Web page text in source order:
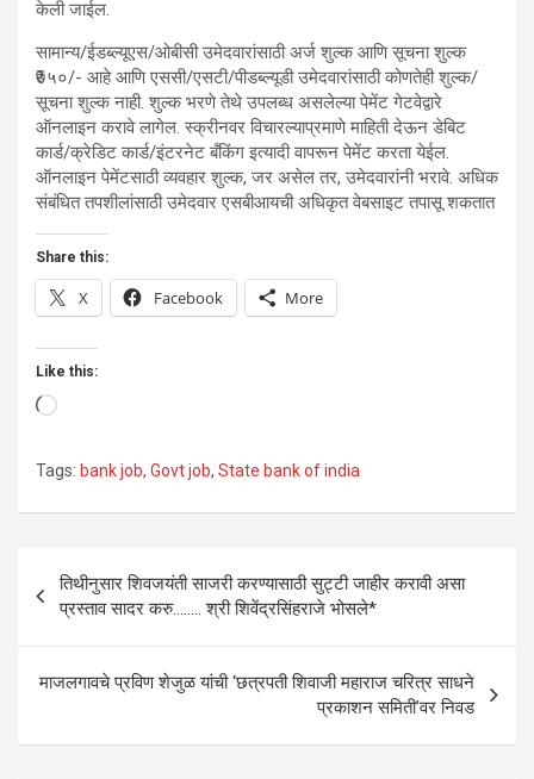
केली जाईल.
सामान्य/ईडब्ल्यूएस/ओबीसी उमेदवारांसाठी अर्ज शुल्क आणि सूचना शुल्क
₹७५०/- आहे आणि एससी/एसटी/पीडब्ल्यूडी उमेदवारांसाठी कोणतेही शुल्क/
सूचना शुल्क नाही. शुल्क भरणे तेथे उपलब्ध असलेल्या पेमेंट गेटवेद्वारे
ऑनलाइन करावे लागेल. स्क्रीनवर विचारल्याप्रमाणे माहिती देऊन डेबिट
कार्ड/क्रेडिट कार्ड/इंटरनेट बँकिंग इत्यादी वापरून पेमेंट करता येईल.
ऑनलाइन पेमेंटसाठी व्यवहार शुल्क, जर असेल तर, उमेदवारांनी भरावे. अधिक
संबंधित तपशीलांसाठी उमेदवार एसबीआयची अधिकृत वेबसाइट तपासू शकतात
Share this:
X Facebook More
Like this:
Loading…
Tags: bank job, Govt job, State bank of india
Post
navigation
तिथीनुसार शिवजयंती साजरी करण्यासाठी सुट्टी जाहीर करावी असा
प्रस्ताव सादर करु…….. श्री शिवेंद्रसिंहराजे भोसले*
माजलगावचे प्रविण शेजुळ यांची ‘छत्रपती शिवाजी महाराज चरित्र साधने
प्रकाशन समिती’वर निवड